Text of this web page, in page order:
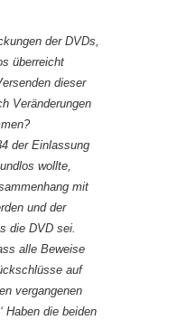
der DVDs,
überreicht
dieser
Veränderungen
der Einlassung
wollte,
mit
und der
die DVD sei.
alle Beweise
auf
vergangenen
Haben die beiden